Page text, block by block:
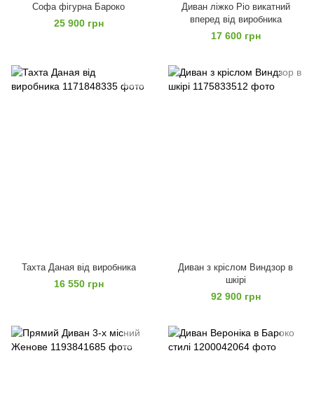
Софа фігурна Бароко
25 900 грн
Диван ліжко Ріо викатний
вперед від виробника
17 600 грн
Тахта Даная від виробника
16 550 грн
Диван з кріслом Виндзор в
шкірі
92 900 грн